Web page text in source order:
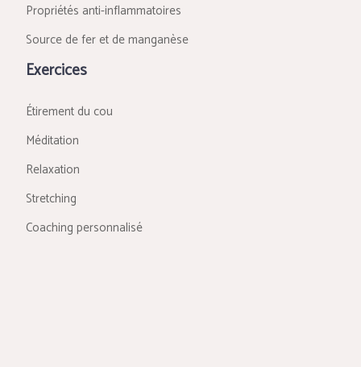
Propriétés anti-inflammatoires
Source de fer et de manganèse
Exercices
Étirement du cou
Méditation
Relaxation
Stretching
Coaching personnalisé